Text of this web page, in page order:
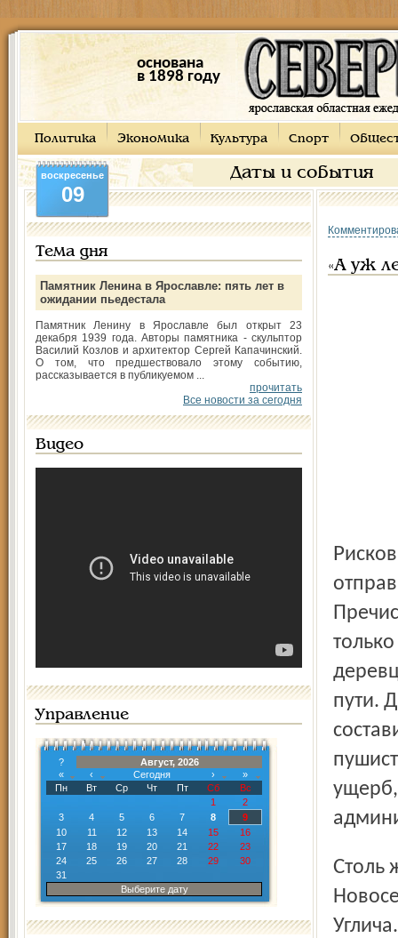
основана
в 1898 году
Политика Экономика Культура Спорт
Даты и события
воскресенье
09
Тема дня
Памятник Ленина в Ярославле: пять лет в
ожидании пьедестала
Памятник Ленину в Ярославле был открыт 23
декабря 1939 года. Авторы памятника - скульптор
Василий Козлов и архитектор Сергей Капачинский.
О том, что предшествовало этому событию,
рассказывается в публикуемом ...
прочитать
Все новости за сегодня
Видео
Управление
?
Август, 2026
«
‹ Сегодня ›
»
Пн
Вт Ср Чт Пт Сб
Вс
1
2
3
4 5 6 7 8
9
10
11 12 13 14 15
16
17
18 19 20 21 22
23
24
25 26 27 28 29
30
31
Выберите дату
«А уж
Рисковый мужик, житель поселка Пречистое Уруджев
пути.
ущерб,
Столь же нерасчетливо поступил некто Зверев из деревни